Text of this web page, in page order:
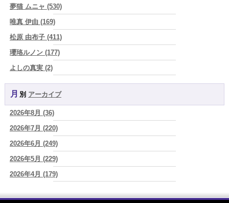
2026/08/06
好きだけでは続かない。それでも離れられない人を愛と呼ぶほど、人
は自分を壊していく
2026/08/06
2026年8月6日 壬子 真冬の海のように、自分の道を切り拓く日
占いが教えてくれたのは、答えじゃなくて勇気だったお話 (プラタ 真
寿)
2026/08/05
「言うことを聞かない子」に、どう伝える？｜紫微斗数でわかる子ど
もの特性 (美月マーシャ)
2026/08/05
紫微斗数で親子問題の原因がわかり腑におちた【育児の悩み】
Luru)
2026/08/05
夢猫 ムニャ (530)
唯真 伊由 (169)
松原 由布子 (411)
瓔珞ルノン (177)
よしの真実 (2)
YOSHIKI (58)
よみ (39)
一之森 陽柑 (26)
椰奈空 (64)
ワカリミ (1)
神楽峰ヴィスカ (10)
赤羽うさぎ (341)
月別 アーカイブ
2026年8月 (36)
2026年7月 (220)
2026年6月 (249)
2026年5月 (229)
2026年4月 (179)